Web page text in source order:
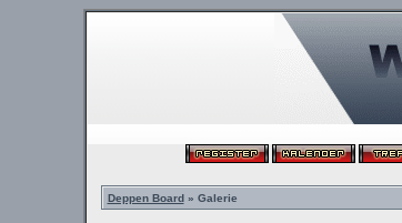
Deppen Board» Galerie